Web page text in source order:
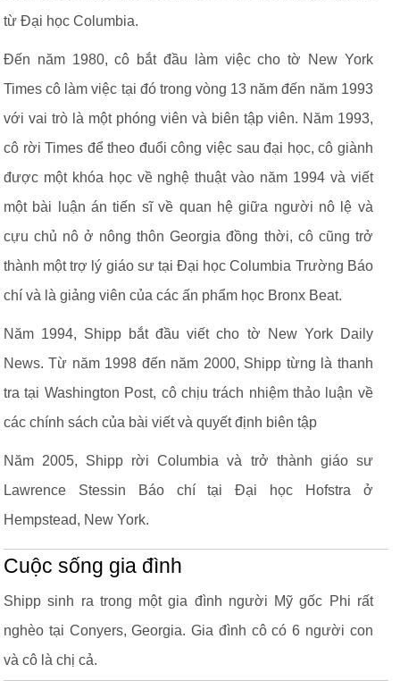
từ Đại học Columbia.
Đến năm 1980, cô bắt đầu làm việc cho tờ New York
Times cô làm việc tại đó trong vòng 13 năm đến năm 1993
với vai trò là một phóng viên và biên tập viên. Năm 1993,
cô rời Times để theo đuổi công việc sau đại học, cô giành
được một khóa học về nghệ thuật vào năm 1994 và viết
một bài luận án tiến sĩ về quan hệ giữa người nô lệ và
cựu chủ nô ở nông thôn Georgia đồng thời, cô cũng trở
thành một trợ lý giáo sư tại Đại học Columbia Trường Báo
chí và là giảng viên của các ấn phẩm học Bronx Beat.
Năm 1994, Shipp bắt đầu viết cho tờ New York Daily
News. Từ năm 1998 đến năm 2000, Shipp từng là thanh
tra tại Washington Post, cô chịu trách nhiệm thảo luận về
các chính sách của bài viết và quyết định biên tập
Năm 2005, Shipp rời Columbia và trở thành giáo sư
Lawrence Stessin Báo chí tại Đại học Hofstra ở
Hempstead, New York.
Cuộc sống gia đình
Shipp sinh ra trong một gia đình người Mỹ gốc Phi rất
nghèo tại Conyers, Georgia. Gia đình cô có 6 người con
và cô là chị cả.